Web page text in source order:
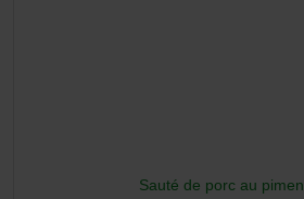
Sauté de porc au